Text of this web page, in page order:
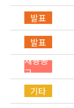
발표
발표
채용공
고
기타